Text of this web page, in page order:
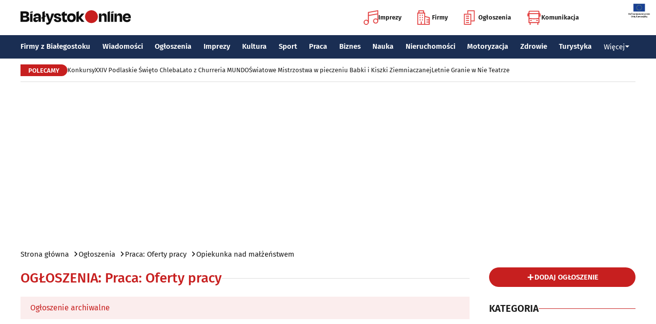
Imprezy Firmy Ogłoszenia Komunikacja
Firmy z Białegostoku Wiadomości Ogłoszenia Imprezy Kultura Sport Praca Biznes Nauka Nieruchomości Motoryzacja Zdrowie Turystyka Więcej
POLECAMY KonkursyXXIV Podlaskie Święto ChlebaLato z Churreria MUNDOŚwiatowe Mistrzostwa w pieczeniu Babki i Kiszki ZiemniaczanejLetnie Granie w Nie Teatrze
Strona główna Ogłoszenia Praca: Oferty pracy Opiekunka nad małżeństwem
OGŁOSZENIA: Praca: Oferty pracy
Ogłoszenie archiwalne
DODAJ OGŁOSZENIE
KATEGORIA